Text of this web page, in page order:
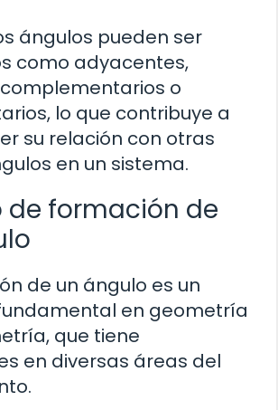
ángulos pueden ser
como adyacentes,
o
lo que contribuye a
su relación con otras
en un sistema.
de formación de
de un ángulo es un
en geometría
que tiene
en diversas áreas del